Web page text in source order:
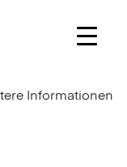
Informationen